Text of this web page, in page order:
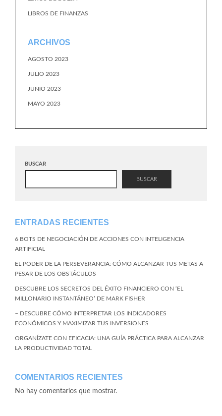
LIBROS DE FINANZAS
ARCHIVOS
AGOSTO 2023
JULIO 2023
JUNIO 2023
MAYO 2023
BUSCAR
BUSCAR
ENTRADAS RECIENTES
6 BOTS DE NEGOCIACIÓN DE ACCIONES CON INTELIGENCIA
ARTIFICIAL
EL PODER DE LA PERSEVERANCIA: CÓMO ALCANZAR TUS METAS A
PESAR DE LOS OBSTÁCULOS
DESCUBRE LOS SECRETOS DEL ÉXITO FINANCIERO CON ‘EL
MILLONARIO INSTANTÁNEO’ DE MARK FISHER
– DESCUBRE CÓMO INTERPRETAR LOS INDICADORES
ECONÓMICOS Y MAXIMIZAR TUS INVERSIONES
ORGANÍZATE CON EFICACIA: UNA GUÍA PRÁCTICA PARA ALCANZAR
LA PRODUCTIVIDAD TOTAL
COMENTARIOS RECIENTES
No hay comentarios que mostrar.